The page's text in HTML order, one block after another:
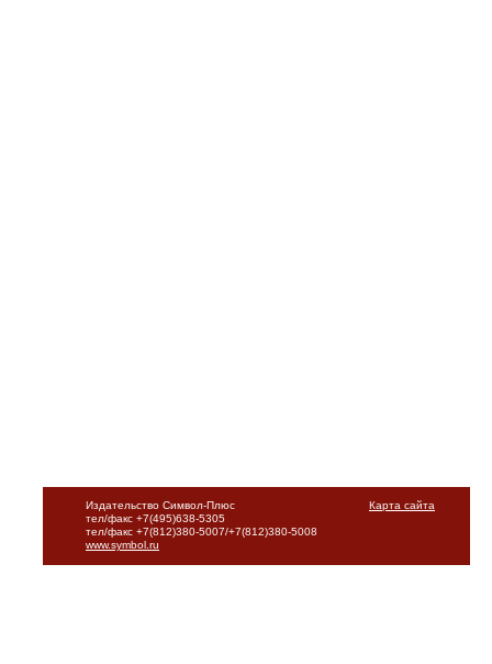
Карта сайта
Издательство Символ-Плюс
тел/факс +7(495)638-5305
тел/факс +7(812)380-5007/+7(812)380-5008
www.symbol.ru